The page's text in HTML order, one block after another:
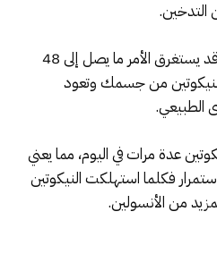
في الواقع بعد تدخين سيجارة قد يستغرق الأمر ما يصل إلى 48
من جسمك وتعود
الطبيعي.
عدة مرات في اليوم، مما يعني
فكلما استهلكت النيكوتين
من الأنسولين.